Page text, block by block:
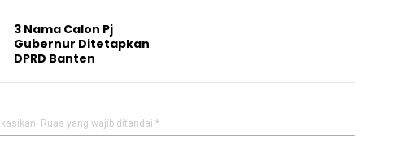
3 Nama Calon Pj
Gubernur Ditetapkan
DPRD Banten
Ruas yang wajib ditandai *